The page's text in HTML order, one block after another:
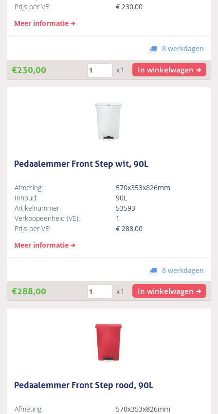
Prijs per VE:
€230,00
Meer informatie
8 werkdagen
€230,00 x1 In winkelwagen
Pedaalemmer Front Step wit, 90L
Afmeting:
570x353x826mm
Inhoud:
90L
Artikelnummer:
53593
Verkoopeenheid (VE):
1
Prijs per VE:
€ 288,00
Meer informatie
8 werkdagen
€288,00 x1 In winkelwagen
Pedaalemmer Front Step rood, 90L
Afmeting:
570x353x826mm